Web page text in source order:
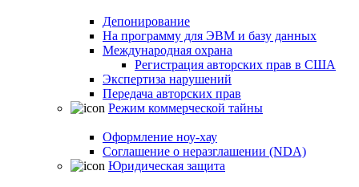
Депонирование
На программу для ЭВМ и базу данных
Международная охрана
Регистрация авторских прав в США
Экспертиза нарушений
Передача авторских прав
Режим коммерческой тайны
Оформление ноу-хау
Соглашение о неразглашении (NDA)
Юридическая защита